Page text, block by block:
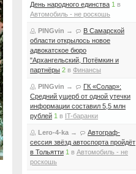
День народного единства 1 в
Автомобиль - не роскошь
PINGvin →
В Самарской
области открылось новое
адвокатское бюро
"Архангельский, Потёмкин и
партнёры 2 в Финансы
PINGvin →
ГК «Солар»:
Средний ущерб от одной утечки
информации составил 5,5 млн
рублей 1 в IT-баранки
Lero-4-ka →
Автограф-
сессия звёзд автоспорта пройдёт
в Тольятти 1 в Автомобиль - не
роскошь